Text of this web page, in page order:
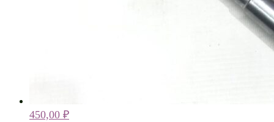
450,00 ₽